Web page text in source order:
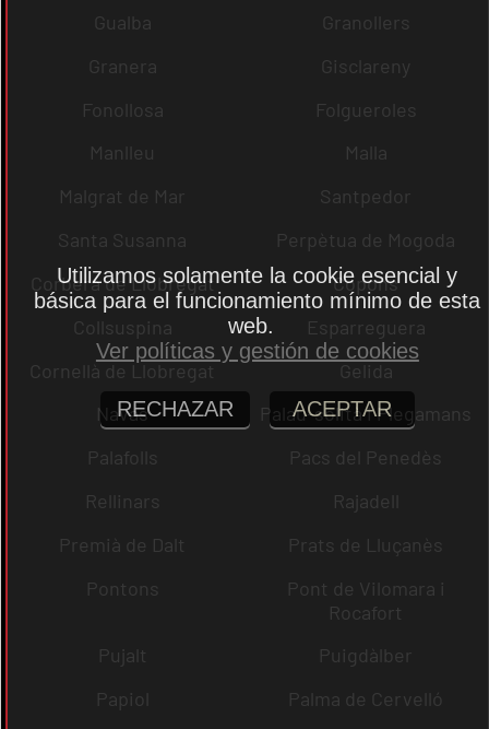
Gualba
Granollers
Granera
Gisclareny
Fonollosa
Folgueroles
Manlleu
Malla
Malgrat de Mar
Santpedor
Santa Susanna
Perpètua de Mogoda
Corbera de Llobregat
Copons
Collsuspina
Esparreguera
Cornellà de Llobregat
Gelida
Navas
Palau-solità i Plegamans
Palafolls
Pacs del Penedès
Rellinars
Rajadell
Premià de Dalt
Prats de Lluçanès
Pontons
Pont de Vilomara i
Rocafort
Pujalt
Puigdàlber
Papiol
Palma de Cervelló
Utilizamos solamente la cookie esencial y
básica para el funcionamiento mínimo de esta
web.
Ver políticas y gestión de cookies
RECHAZAR ACEPTAR